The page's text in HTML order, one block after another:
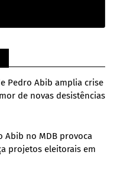
Pedro Abib amplia crise
de novas desistências
Abib no MDB provoca
projetos eleitorais em